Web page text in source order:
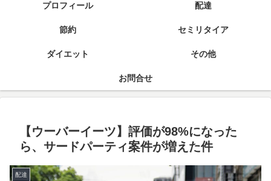
プロフィール 配達
節約 セミリタイア
ダイエット その他
お問合せ
【ウーバーイーツ】評価が98%になった
ら、サードパーティ案件が増えた件
配達